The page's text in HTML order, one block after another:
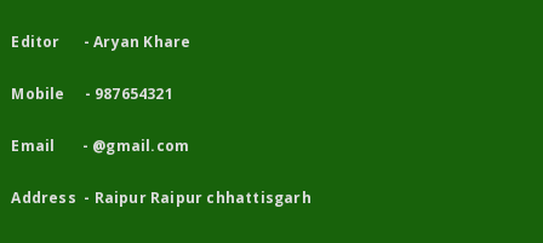
Editor - Aryan Khare
Mobile - 987654321
Email - @gmail.com
Address - Raipur Raipur chhattisgarh